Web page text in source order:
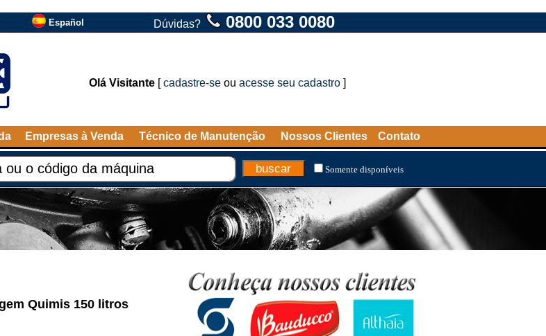
Español Dúvidas? 0800 033 0080
Olá Visitante [cadastre-se ou acesse seu cadastro ]
Empresas à Venda Técnico de Manutenção Nossos Clientes Contato
Somente disponíveis
Quimis 150 litros